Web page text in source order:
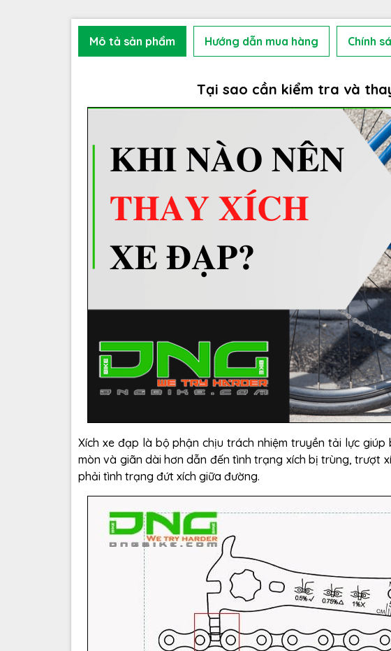
Mô tả sản phẩm Hướng dẫn mua hàng Chính
Tại sao cần kiểm tra và
Xích xe đạp là bộ phận chịu trách nhiệm truyền tải lực
mòn và giãn dài hơn dẫn đến tình trạng xích bị trùng, trượt
phải tình trạng đứt xích giữa đường.